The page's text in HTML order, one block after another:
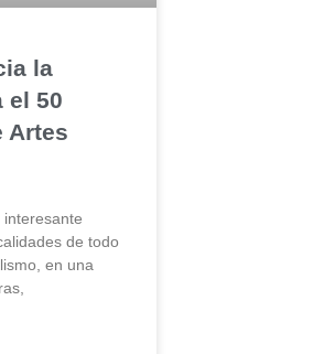
la
el 50
Artes
de todo
en una